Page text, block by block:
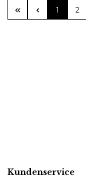
Seite
1 2
Kundenservice